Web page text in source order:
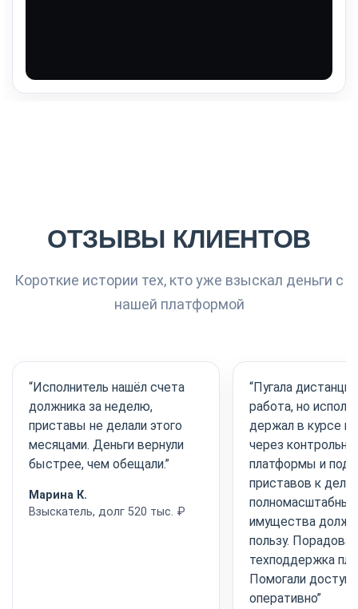
ОТЗЫВЫ КЛИЕНТОВ
Короткие истории тех, кто уже взыскал деньги с
нашей платформой
“Исполнитель нашёл счета
должника за неделю,
приставы не делали этого
месяцами. Деньги вернули
быстрее, чем обещали.”
Марина К.
Взыскатель, долг 520 тыс. ₽
“Пугала
работа, но
держал в курсе
через
платформы и
приставов к делу
имущества
пользу.
техподдержка
Помогали
оперативно”